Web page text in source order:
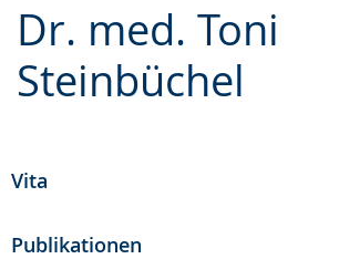
Dr. med. Toni
Steinbüchel
Leichten
Sprache
wechseln.
Audio-
Unterstützung.
Video
in
Deutscher
angezeigt.
Vita
Publikationen